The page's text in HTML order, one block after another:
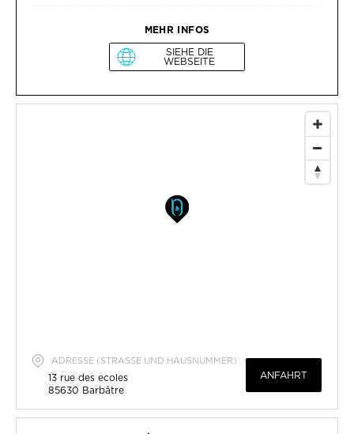
MEHR INFOS
SIEHE DIE
WEBSEITE
ADRESSE (STRASSE UND HAUSNUMMER)
13 rue des ecoles
85630 Barbâtre
ANFAHRT